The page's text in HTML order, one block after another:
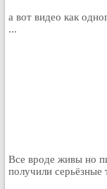
Компьютер
а вот видео как
...
Все вроде живы но
получили серьёзные